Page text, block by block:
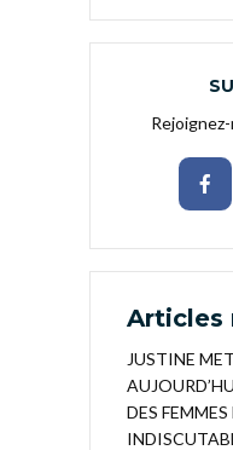
Articles
JUSTINE
DES